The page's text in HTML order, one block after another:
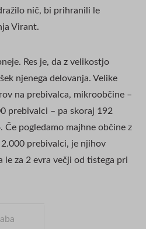
nič, bi prihranili le
Virant.
Res je, da z velikostjo
njenega delovanja. Velike
na prebivalca, mikroobčine –
prebivalci – pa skoraj 192
Če pogledamo majhne občine z
prebivalci, je njihov
le za 2 evra večji od tistega pri